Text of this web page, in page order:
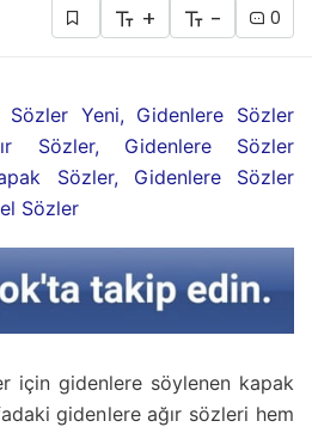
+ - 0
Sözler Yeni, Gidenlere Sözler
Sözler, Gidenlere Sözler
Sözler, Gidenlere Sözler
Sözler
için gidenlere söylenen kapak
gidenlere ağır sözleri hem